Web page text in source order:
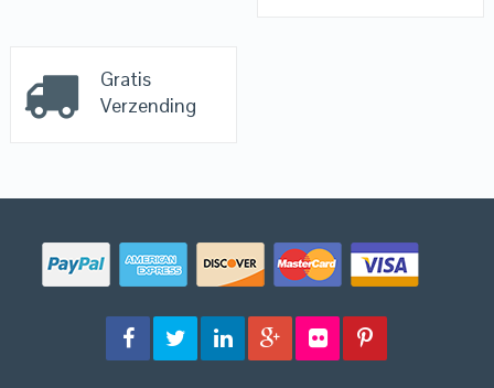
Gratis
Verzending